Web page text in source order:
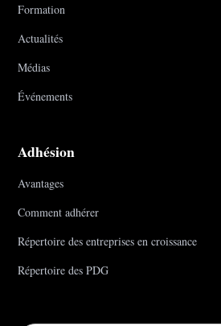
Formation
Actualités
Médias
Événements
Adhésion
Avantages
Comment adhérer
Répertoire des entreprises en croissance
Répertoire des PDG